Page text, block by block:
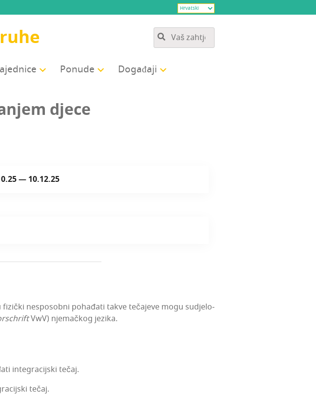
Ponu­de Doga­đa­ji
djece
— 10.12.25
nes­po­sob­ni poha­đa­ti tak­ve teča­je­ve mogu sudje­lo­
VwV) nje­mač­kog jezika.
inte­gra­cij­ski tečaj.
tečaj.